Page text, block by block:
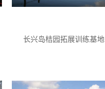
长兴岛桔园拓展训练基地